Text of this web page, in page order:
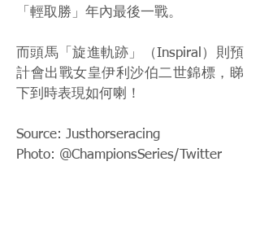
「輕取勝」年內最後一戰。
而頭馬「旋進軌跡」（Inspiral）則預
計會出戰女皇伊利沙伯二世錦標，睇
下到時表現如何喇！
Source: Justhorseracing
Photo: @ChampionsSeries/Twitter